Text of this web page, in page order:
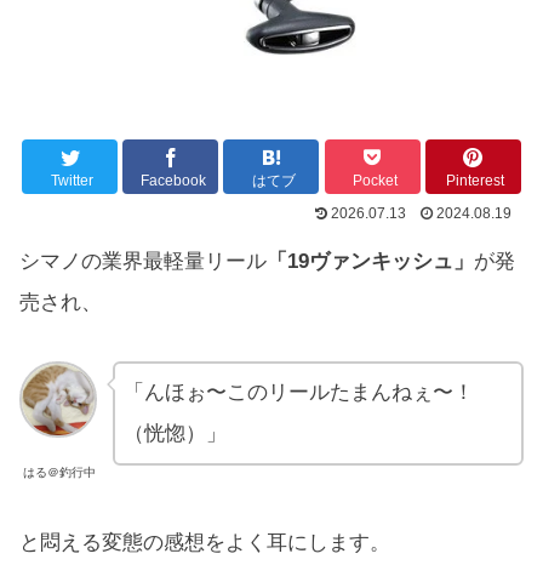
Twitter Facebook はてブ Pocket
Pinterest
2026.07.13
2024.08.19
シマノの業界最軽量リール 「19ヴァンキッシュ」 が発
売され、
はる＠釣行中
「んほぉ〜このリールたまんねぇ〜！
（恍惚）」
と悶える変態の感想をよく耳にします。